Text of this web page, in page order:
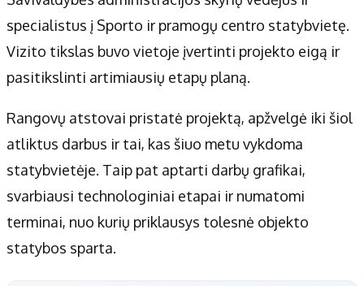
Apie mus
Autoriai
Kontaktai
Privatumo politika
Receptai
specialistus į Sporto ir pramogų centro statybvietę.
Vizito tikslas buvo vietoje įvertinti projekto eigą ir
pasitikslinti artimiausių etapų planą.
Rangovų atstovai pristatė projektą, apžvelgė iki šiol
atliktus darbus ir tai, kas šiuo metu vykdoma
statybvietėje. Taip pat aptarti darbų grafikai,
svarbiausi technologiniai etapai ir numatomi
terminai, nuo kurių priklausys tolesnė objekto
statybos sparta.